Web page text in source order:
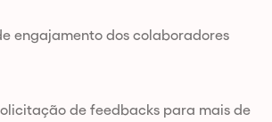
engajamento dos colaboradores
de feedbacks para mais de